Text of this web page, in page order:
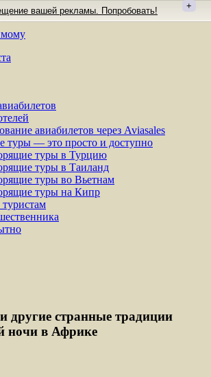
вашей рекламы. Попробовать! +
авиабилетов через Aviasales
туры — это просто и доступно
туры в Турцию
туры в Таиланд
туры во Вьетнам
туры на Кипр
другие странные традиции
ночи в Африке